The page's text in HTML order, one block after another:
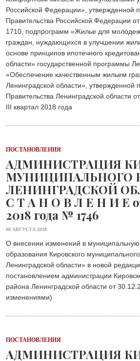
Российской Федерации», утвержденной
Правительства Российской Федерации
1710, подпрограмм «Жилье для
граждан, нуждающихся в улучшении
основе принципов ипотечного
области» государственной программы
«Обеспечение качественным жильем
Ленинградской области», утвержденной
Правительства Ленинградской области
III квартал 2018 года
ПОСТАНОВЛЕНИЯ
АДМИНИСТРАЦИЯ
МУНИЦИПАЛЬНОГО
ЛЕНИНГРАДСКОЙ
С Т А Н О В Л Е Н И Е
2018 года № 1746
08 АВГУСТА 2018
О внесении изменений в
образования Кировского
Ленинградской области» в новой
постановлением администрации
района Ленинградской области от
изменениями)
ПОСТАНОВЛЕНИЯ
АДМИНИСТРАЦИЯ